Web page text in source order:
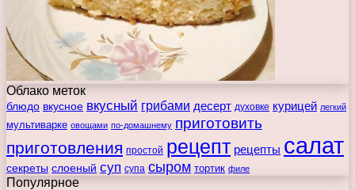
Облако меток
блюдо вкусное вкусный грибами десерт духовке курицей легкий
мультиварке овощами по-домашнему приготовить
приготовления простой рецепт рецепты салат
секреты слоеный суп супа сыром тортик филе
Популярное